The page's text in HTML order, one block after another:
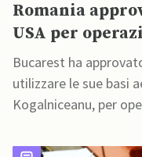
Romania
USA per
Bucarest ha
utilizzare le sue basi
Kogalniceanu, per